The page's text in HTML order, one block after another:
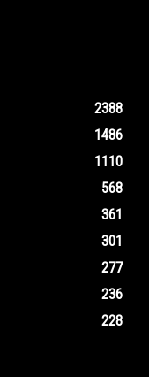
2388
1486
1110
568
361
301
277
236
228